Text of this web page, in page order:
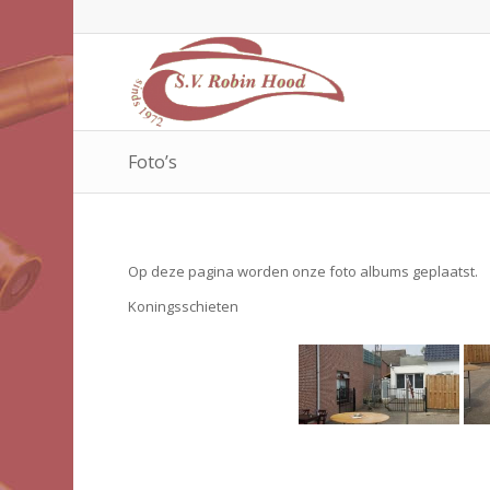
Foto’s
Op deze pagina worden onze foto albums geplaatst.
Koningsschieten